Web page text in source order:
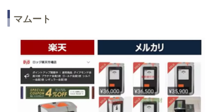
マムート